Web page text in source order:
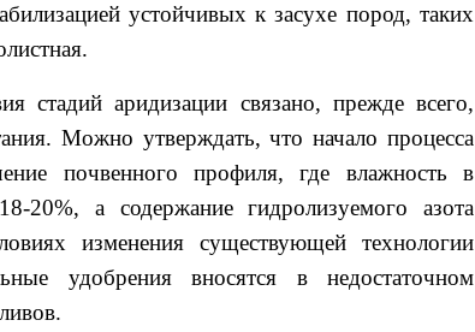
устойчивых к засухе пород, таких
стадий аридизации связано, прежде всего,
Можно утверждать, что начало процесса
почвенного профиля, где влажность в
20%, а содержание гидролизуемого азота
изменения существующей технологии
удобрения вносятся в недостаточном